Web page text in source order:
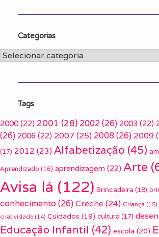
Categorias
Categorias
Tags
2000 (22) 2001 (28) 2002(26) 2003 (22)
(26) 2006 (22) 2007 (25) 2008(26) 2009
(17) 2012 (23) Alfabetização (45)
Aprendizado (16) aprendizagem (22) Arte
Avisa lá (122) Brincadeira (18)
conhecimento(26) Creche (24) Criança (15)
criatividade (14) Cuidados (19) cultura (17)
Educação Infantil (42) escola (20)